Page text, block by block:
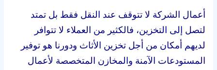
أعمال الشركة لا تتوقف عند النقل فقط بل تمتد
لتصل إلى التخزين، فالكثير من العملاء لا تتوافر
لديهم أمكان من أجل تخزين الأثاث ودورنا هو توفير
المستودعات الآمنة والمخازن المتخصصة لأعمال